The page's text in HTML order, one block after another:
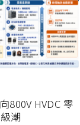
800V HVDC 零
潮